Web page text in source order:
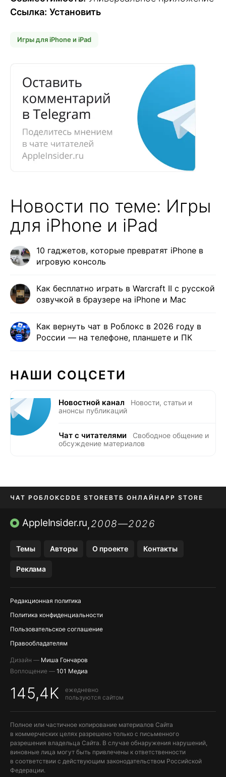
Ссылка: Установить
Игры для iPhone и iPad
Новости по теме: Игры
для iPhone и iPad
10 гаджетов, которые превратят iPhone в
игровую консоль
Как бесплатно играть в Warcraft II с русской
озвучкой в браузере на iPhone и Mac
Как вернуть чат в Роблокс в 2026 году в
России — на телефоне, планшете и ПК
НАШИ СОЦСЕТИ
Новостной канал
Новости, статьи и
анонсы публикаций
Чат с читателями
Свободное общение и
обсуждение материалов
ЧАТ РОБЛОКСDDE STOREВТБ ОНЛАЙН APP STORE
OZON БАНК KAKAOTALK И BIP
AppleInsider.ru,2008—2026
Темы Авторы О проекте Контакты
Реклама
Редакционная политика
Политика конфиденциальности
Пользовательское соглашение
Правообладателям
Дизайн — Миша Гончаров
Воплощение — 101 Медиа
145,4K
ежедневно
пользуются сайтом
Полное или частичное копирование материалов Сайта
в коммерческих целях разрешено только с письменного
разрешения владельца Сайта. В случае обнаружения нарушений,
виновные лица могут быть привлечены к ответственности
в соответствии с действующим законодательством Российской
Федерации.